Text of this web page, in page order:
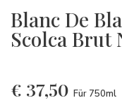
Blanc De
Scolca Brut
€ 37,50 Für 750ml